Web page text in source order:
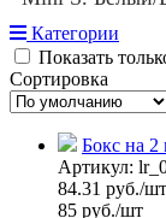
Категории
Показать
Сортировка
Бокс на 2
Артикул:
84.31 руб./шт
85 руб./шт